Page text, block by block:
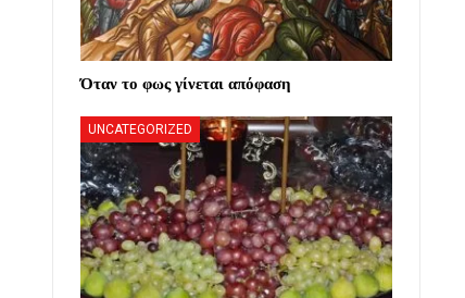
Όταν το φως γίνεται απόφαση
UNCATEGORIZED